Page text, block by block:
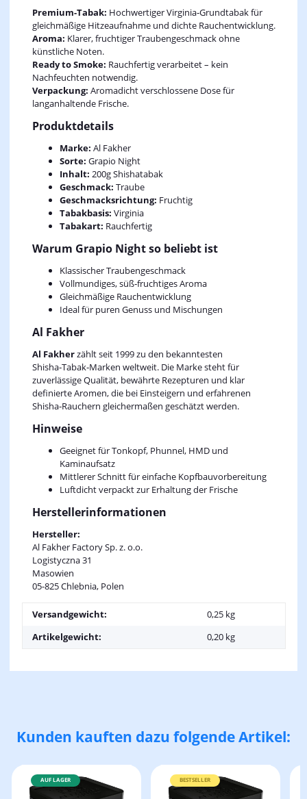
Premium-Tabak: Hochwertiger Virginia‑Grundtabak für
gleichmäßige Hitzeaufnahme und dichte Rauchentwicklung.
Aroma: Klarer, fruchtiger Traubengeschmack ohne
künstliche Noten.
Ready to Smoke: Rauchfertig verarbeitet – kein
Nachfeuchten notwendig.
Verpackung: Aromadicht verschlossene Dose für
langanhaltende Frische.
Produktdetails
Marke: Al Fakher
Sorte: Grapio Night
Inhalt: 200g Shishatabak
Geschmack: Traube
Geschmacksrichtung: Fruchtig
Tabakbasis: Virginia
Tabakart: Rauchfertig
Warum Grapio Night so beliebt ist
Klassischer Traubengeschmack
Vollmundiges, süß‑fruchtiges Aroma
Gleichmäßige Rauchentwicklung
Ideal für puren Genuss und Mischungen
Al Fakher
Al Fakherzählt seit 1999 zu den bekanntesten
Shisha‑Tabak‑Marken weltweit. Die Marke steht für
zuverlässige Qualität, bewährte Rezepturen und klar
definierte Aromen, die bei Einsteigern und erfahrenen
Shisha‑Rauchern gleichermaßen geschätzt werden.
Hinweise
Geeignet für Tonkopf, Phunnel, HMD und
Kaminaufsatz
Mittlerer Schnitt für einfache Kopfbauvorbereitung
Luftdicht verpackt zur Erhaltung der Frische
Herstellerinformationen
Hersteller:
Al Fakher Factory Sp. z. o.o.
Logistyczna 31
Masowien
05-825 Chlebnia, Polen
Versandgewicht:
0,25 kg
Artikelgewicht:
0,20 kg
Kunden kauften dazu folgende Artikel:
AUF LAGER BESTSELLER